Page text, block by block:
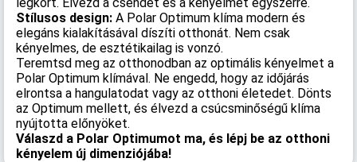
Stílusos design: A Polar Optimum klíma modern és
elegáns kialakításával díszíti otthonát. Nem csak
kényelmes, de esztétikailag is vonzó.
Teremtsd meg az otthonodban az optimális kényelmet a
Polar Optimum klímával. Ne engedd, hogy az időjárás
elrontsa a hangulatodat vagy az otthoni életedet. Dönts
az Optimum mellett, és élvezd a csúcsminőségű klíma
nyújtotta előnyöket.
Válaszd a Polar Optimumot ma, és lépj be az otthoni
kényelem új dimenziójába!